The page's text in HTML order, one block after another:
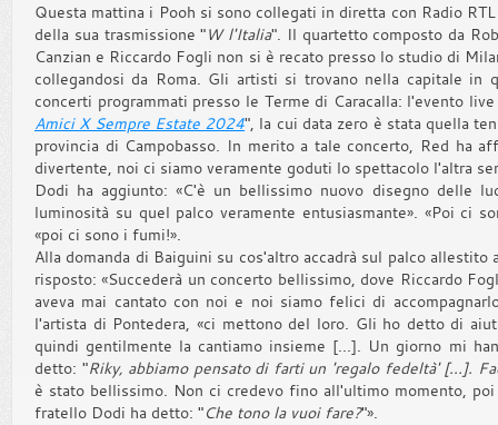
Questa mattina i Pooh si sono collegati in diretta con Radio
della sua trasmissione "W l'Italia". Il quartetto composto da
Canzian e Riccardo Fogli non si è recato presso lo studio di
collegandosi da Roma. Gli artisti si trovano nella capitale in
concerti programmati presso le Terme di Caracalla: l'evento
Amici X Sempre Estate 2024", la cui data zero è stata quella
provincia di Campobasso. In merito a tale concerto, Red ha
divertente, noi ci siamo veramente goduti lo spettacolo l'altra
Dodi ha aggiunto: «C'è un bellissimo nuovo disegno delle
luminosità su quel palco veramente entusiasmante». «Poi ci
«poi ci sono i fumi!».
Alla domanda di Baiguini su cos'altro accadrà sul palco allestito
risposto: «Succederà un concerto bellissimo, dove Riccardo
aveva mai cantato con noi e noi siamo felici di
l'artista di Pontedera, «ci mettono del loro. Gli ho detto di
quindi gentilmente la cantiamo insieme [...]. Un giorno mi
detto: "Riky, abbiamo pensato di farti un 'regalo fedeltà' [...].
è stato bellissimo. Non ci credevo fino all'ultimo momento,
fratello Dodi ha detto: "Che tono la vuoi fare?"».